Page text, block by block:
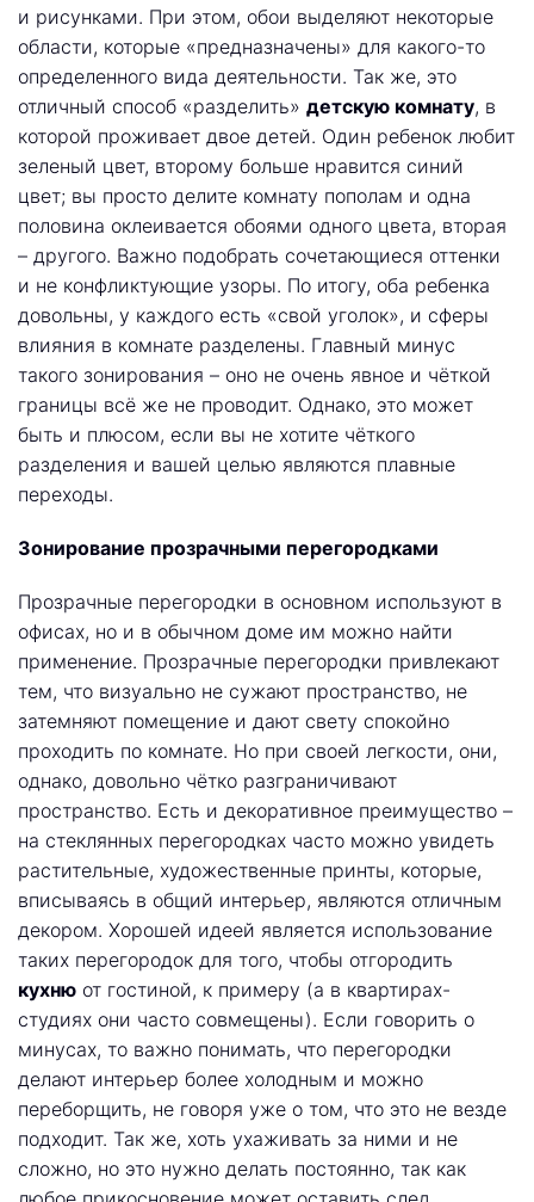
и рисунками. При этом, обои выделяют некоторые
области, которые «предназначены» для какого-то
определенного вида деятельности. Так же, это
отличный способ «разделить» детскую комнату, в
которой проживает двое детей. Один ребенок любит
зеленый цвет, второму больше нравится синий
цвет; вы просто делите комнату пополам и одна
половина оклеивается обоями одного цвета, вторая
– другого. Важно подобрать сочетающиеся оттенки
и не конфликтующие узоры. По итогу, оба ребенка
довольны, у каждого есть «свой уголок», и сферы
влияния в комнате разделены. Главный минус
такого зонирования – оно не очень явное и чёткой
границы всё же не проводит. Однако, это может
быть и плюсом, если вы не хотите чёткого
разделения и вашей целью являются плавные
переходы.
Зонирование прозрачными перегородками
Прозрачные перегородки в основном используют в
офисах, но и в обычном доме им можно найти
применение. Прозрачные перегородки привлекают
тем, что визуально не сужают пространство, не
затемняют помещение и дают свету спокойно
проходить по комнате. Но при своей легкости, они,
однако, довольно чётко разграничивают
пространство. Есть и декоративное преимущество –
на стеклянных перегородках часто можно увидеть
растительные, художественные принты, которые,
вписываясь в общий интерьер, являются отличным
декором. Хорошей идеей является использование
таких перегородок для того, чтобы отгородить
кухню от гостиной, к примеру (а в квартирах-
студиях они часто совмещены). Если говорить о
минусах, то важно понимать, что перегородки
делают интерьер более холодным и можно
переборщить, не говоря уже о том, что это не везде
подходит. Так же, хоть ухаживать за ними и не
сложно, но это нужно делать постоянно, так как